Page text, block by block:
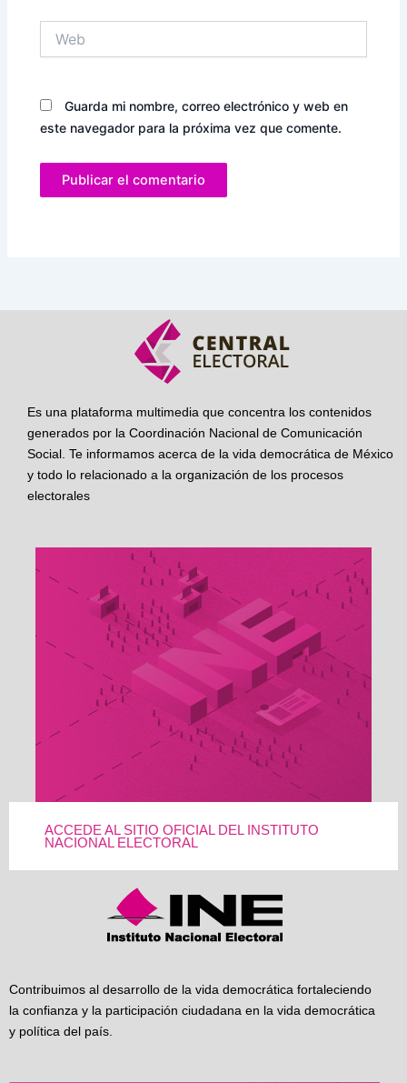
Guarda mi nombre, correo electrónico y web en
este navegador para la próxima vez que comente.
Es una plataforma multimedia que concentra los contenidos
generados por la Coordinación Nacional de Comunicación
Social. Te informamos acerca de la vida democrática de México
y todo lo relacionado a la organización de los procesos
electorales
ACCEDE AL SITIO OFICIAL DEL INSTITUTO
NACIONAL ELECTORAL
Contribuimos al desarrollo de la vida democrática fortaleciendo
la confianza y la participación ciudadana en la vida democrática
y política del país.